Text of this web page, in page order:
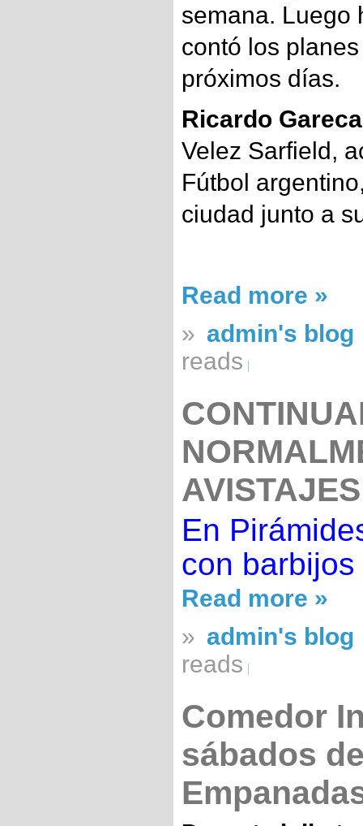
semana. Luego
contó los
próximos días.
Ricardo Gareca
Velez Sarfield,
Fútbol
ciudad junto a
Read more »
» admin's blog
reads
En
con
Read more »
» admin's blog
reads
Comedor
sábados